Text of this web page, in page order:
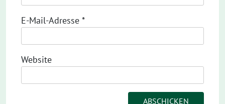
E-Mail-Adresse *
Website